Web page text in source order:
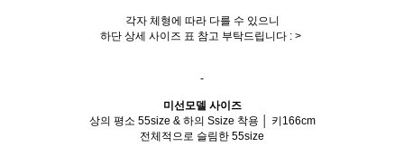
각자 체형에 따라 다를 수 있으니
하단 상세 사이즈 표 참고 부탁드립니다 : >
-
미선모델 사이즈
상의 평소 55size & 하의 Ssize 착용 │ 키166cm
전체적으로 슬림한 55size